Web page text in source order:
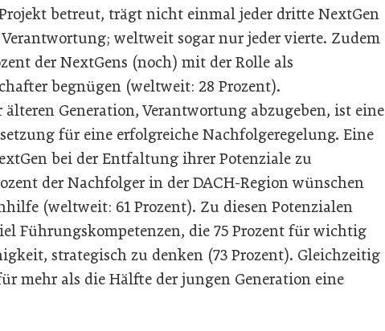
betreut, trägt nicht einmal jeder dritte NextGen
weltweit sogar nur jeder vierte. Zudem
der NextGens (noch) mit der Rolle als
begnügen (weltweit: 28 Prozent).
älteren Generation, Verantwortung abzugeben, ist eine
für eine erfolgreiche Nachfolgeregelung. Eine
bei der Entfaltung ihrer Potenziale zu
der Nachfolger in der DACH-Region wünschen
(weltweit: 61 Prozent). Zu diesen Potenzialen
Führungskompetenzen, die 75 Prozent für wichtig
strategisch zu denken (73 Prozent). Gleichzeitig
mehr als die Hälfte der jungen Generation eine